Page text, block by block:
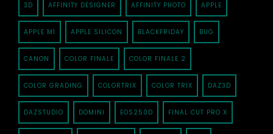
3D AFFINITY DESIGNER AFFINITY PHOTO APPLE
APPLE M1 APPLE SILICON BLACKFRIDAY BUG
CANON COLOR FINALE COLOR FINALE 2
COLOR GRADING COLORTRIX COLOR TRIX DAZ3D
DAZSTUDIO DOMINI EOS250D FINAL CUT PRO X